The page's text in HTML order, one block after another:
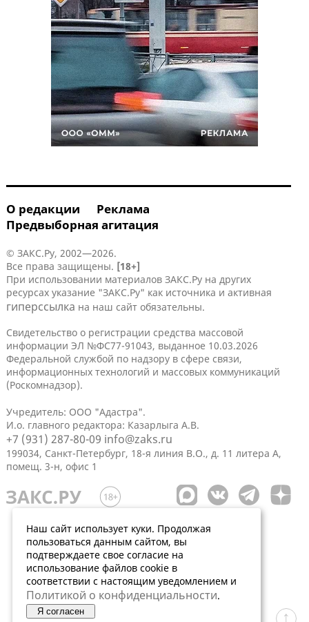
О редакции
Реклама
Предвыборная агитация
© ЗАКС.Ру, 2002—2026.
Все права защищены. [18+]
При использовании материалов ЗАКС.Ру на других
ресурсах указание "ЗАКС.Ру" как источника и активная
гиперссылка на наш сайт обязательны.
Свидетельство о регистрации средства массовой
информации ЭЛ №ФС77-91043, выданное 10.03.2026
Федеральной службой по надзору в сфере связи,
информационных технологий и массовых коммуникаций
(Роскомнадзор).
Учредитель: ООО "Адастра".
И.о. главного редактора: Казарлыга А.В.
+7 (931) 287-80-09 info@zaks.ru
199034, Санкт-Петербург, 18-я линия В.О., д. 11 литера А,
помещ. 3-н, офис 1
Наш сайт использует куки. Продолжая
пользоваться данным сайтом, вы
подтверждаете свое согласие на
использование файлов cookie в
соответствии с настоящим уведомлением и
Политикой о конфиденциальности.
Я согласен